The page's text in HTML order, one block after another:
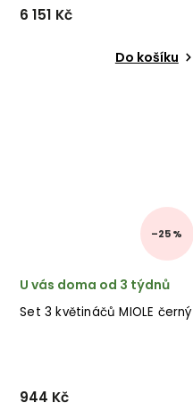
6 151 Kč
Do košíku
–25 %
Set 3 květináčů MIOLE černý
U vás doma od 3 týdnů
944 Kč